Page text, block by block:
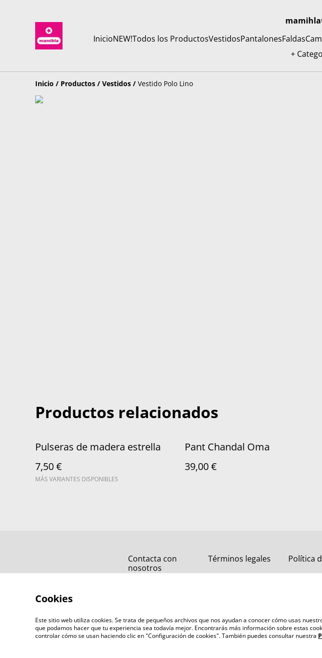
InicioNEW!Todos los ProductosVestidosPantalonesFaldas
+
Inicio / Productos / Vestidos / Vestido Polo Lino
Productos relacionados
Pulseras de madera estrella
7,50 €
MÁS VARIANTES DISPONIBLES
Pant Chandal Oma
39,00 €
Contacta con
nosotros
Términos legales Política
©2026 mamihlatenerife
Cookies
Este sitio web utiliza cookies. Se trata de pequeños archivos que nos ayudan a conocer cómo usas
que podamos hacer que tu experiencia sea todavía mejor. Encontrarás más información sobre estas
controlar cómo se usan haciendo clic en "Configuración de cookies". También puedes consultar nuestra